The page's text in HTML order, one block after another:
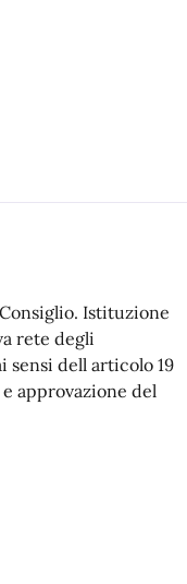
Istituzione
rete degli
sensi dell articolo 19
approvazione del